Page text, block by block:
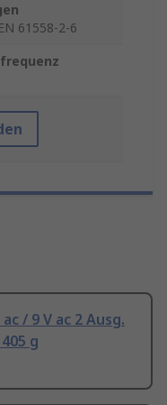
61558-2-6
/ 9 V ac 2 Ausg.
g